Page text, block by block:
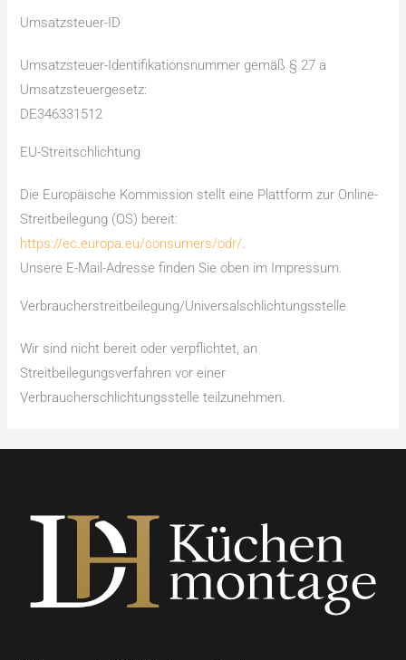
Umsatzsteuer-ID
Umsatzsteuer-Identifikationsnummer gemäß § 27 a
Umsatzsteuergesetz:
DE346331512
EU-Streitschlichtung
Die Europäische Kommission stellt eine Plattform zur Online-
Streitbeilegung (OS) bereit:
https://ec.europa.eu/consumers/odr/.
Unsere E-Mail-Adresse finden Sie oben im Impressum.
Verbraucher­streit­beilegung/Universal­schlichtungs­stelle
Wir sind nicht bereit oder verpflichtet, an
Streitbeilegungsverfahren vor einer
Verbraucherschlichtungsstelle teilzunehmen.